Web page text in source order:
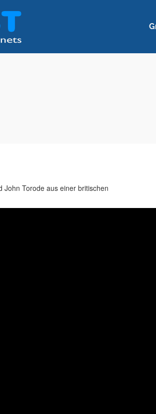
John Torode aus einer britischen